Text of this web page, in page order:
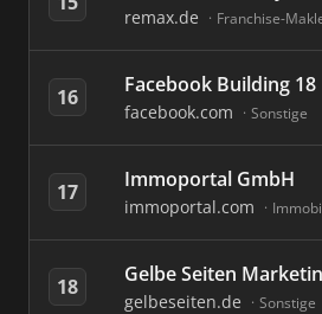
remax.de Franchise-
16 Facebook Building 18
facebook.com Sonstige
17 Immoportal GmbH
immoportal.com
18 Gelbe Seiten
gelbeseiten.de Sonstige